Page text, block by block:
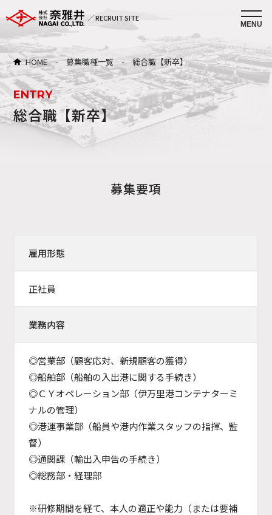
／ RECRUIT SITE
HOME-募集職種一覧 -総合職【新卒】
ENTRY
総合職【新卒】
募集要項
雇用形態
正社員
業務内容
◎営業部（顧客応対、新規顧客の獲得）
◎船舶部（船舶の入出港に関する手続き）
◎ＣＹオペレーション部（伊万里港コンテナターミ
ナルの管理）
◎港運事業部（船員や港内作業スタッフの指揮、監
督）
◎通関課（輸出入申告の手続き）
◎総務部・経理部
※研修期間を経て、本人の適正や能力（または要補